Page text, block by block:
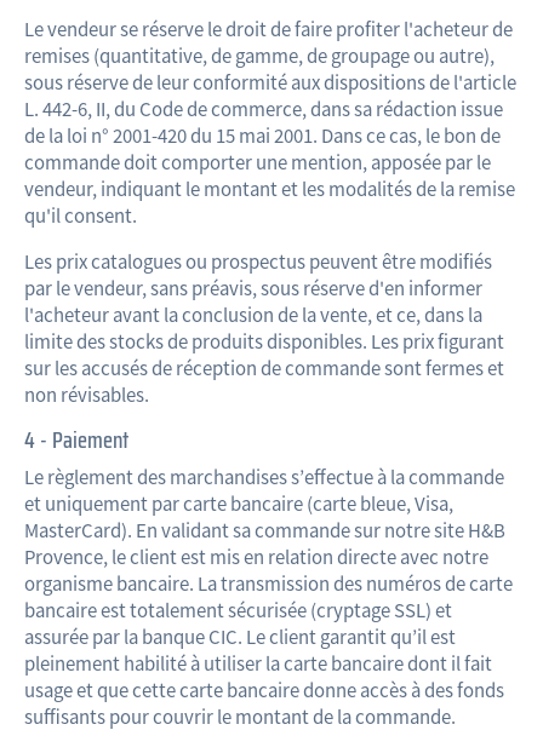
Le vendeur se réserve le droit de faire profiter l'acheteur de
remises (quantitative, de gamme, de groupage ou autre),
sous réserve de leur conformité aux dispositions de l'article
L. 442-6, II, du Code de commerce, dans sa rédaction issue
de la loi n° 2001-420 du 15 mai 2001. Dans ce cas, le bon de
commande doit comporter une mention, apposée par le
vendeur, indiquant le montant et les modalités de la remise
qu'il consent.
Les prix catalogues ou prospectus peuvent être modifiés
par le vendeur, sans préavis, sous réserve d'en informer
l'acheteur avant la conclusion de la vente, et ce, dans la
limite des stocks de produits disponibles. Les prix figurant
sur les accusés de réception de commande sont fermes et
non révisables.
4 - Paiement
Le règlement des marchandises s’effectue à la commande
et uniquement par carte bancaire (carte bleue, Visa,
MasterCard). En validant sa commande sur notre site H&B
Provence, le client est mis en relation directe avec notre
organisme bancaire. La transmission des numéros de carte
bancaire est totalement sécurisée (cryptage SSL) et
assurée par la banque CIC. Le client garantit qu’il est
pleinement habilité à utiliser la carte bancaire dont il fait
usage et que cette carte bancaire donne accès à des fonds
suffisants pour couvrir le montant de la commande.